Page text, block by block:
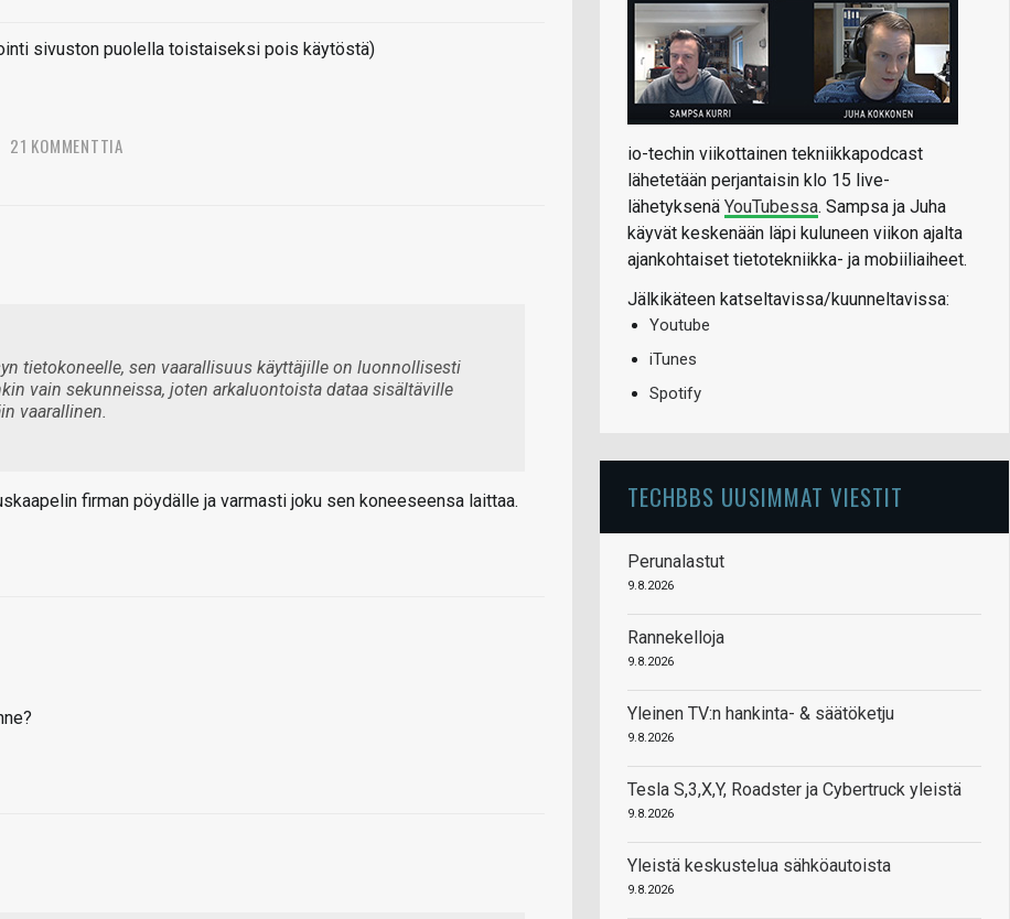
sivuston puolella toistaiseksi pois käytöstä)
21 KOMMENTTIA
tietokoneelle, sen vaarallisuus käyttäjille on luonnollisesti
vain sekunneissa, joten arkaluontoista dataa sisältäville
vaarallinen.
firman pöydälle ja varmasti joku sen koneeseensa laittaa.
io-techin viikottainen tekniikkapodcast
lähetetään perjantaisin klo 15 live-
lähetyksenä YouTubessa. Sampsa ja Juha
käyvät keskenään läpi kuluneen viikon ajalta
ajankohtaiset tietotekniikka- ja mobiiliaiheet.
Jälkikäteen katseltavissa/kuunneltavissa:
Youtube
iTunes
Spotify
TECHBBS UUSIMMAT VIESTIT
Perunalastut
9.8.2026
Rannekelloja
9.8.2026
Yleinen TV:n hankinta- & säätöketju
9.8.2026
Tesla S,3,X,Y, Roadster ja Cybertruck yleistä
9.8.2026
Yleistä keskustelua sähköautoista
9.8.2026